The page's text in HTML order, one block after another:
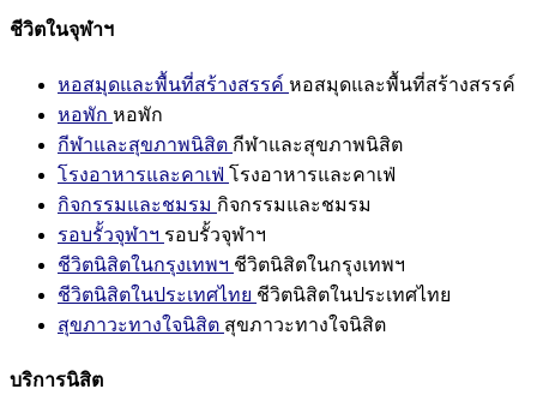
ชีวิตในจุฬาฯ
หอสมุดและพื้นที่สร้างสรรค์ หอสมุดและพื้นที่สร้างสรรค์
หอพัก หอพัก
กีฬาและสุขภาพนิสิต กีฬาและสุขภาพนิสิต
โรงอาหารและคาเฟ่ โรงอาหารและคาเฟ่
กิจกรรมและชมรม กิจกรรมและชมรม
รอบรั้วจุฬาฯ รอบรั้วจุฬาฯ
ชีวิตนิสิตในกรุงเทพฯ ชีวิตนิสิตในกรุงเทพฯ
ชีวิตนิสิตในประเทศไทย ชีวิตนิสิตในประเทศไทย
สุขภาวะทางใจนิสิต สุขภาวะทางใจนิสิต
บริการนิสิต